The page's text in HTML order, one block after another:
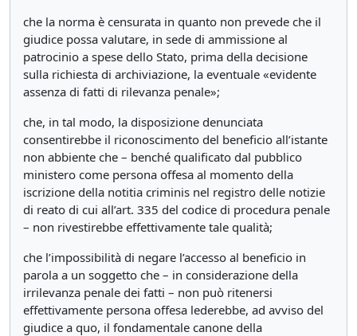
che la norma è censurata in quanto non prevede che il
giudice possa valutare, in sede di ammissione al
patrocinio a spese dello Stato, prima della decisione
sulla richiesta di archiviazione, la eventuale «evidente
assenza di fatti di rilevanza penale»;
che, in tal modo, la disposizione denunciata
consentirebbe il riconoscimento del beneficio all’istante
non abbiente che – benché qualificato dal pubblico
ministero come persona offesa al momento della
iscrizione della notitia criminis nel registro delle notizie
di reato di cui all’art. 335 del codice di procedura penale
– non rivestirebbe effettivamente tale qualità;
che l’impossibilità di negare l’accesso al beneficio in
parola a un soggetto che – in considerazione della
irrilevanza penale dei fatti – non può ritenersi
effettivamente persona offesa lederebbe, ad avviso del
giudice a quo, il fondamentale canone della